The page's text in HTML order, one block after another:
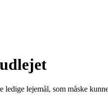
lejemål, som måske